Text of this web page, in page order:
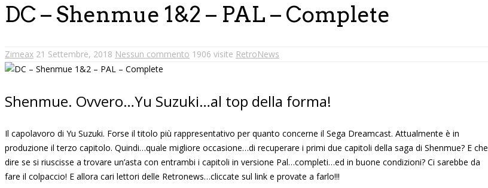
DC – Shenmue 1&2 – PAL – Complete
Zimeax 21 Settembre, 2018 Nessun commento 1906 visite RetroNews
Shenmue. Ovvero…Yu Suzuki…al top della forma!
Il capolavoro di Yu Suzuki. Forse il titolo più rappresentativo per quanto concerne il Sega Dreamcast. Attualmente è in
produzione il terzo capitolo. Quindi…quale migliore occasione…di recuperare i primi due capitoli della saga di Shenmue? E che
dire se si riuscisse a trovare un’asta con entrambi i capitoli in versione Pal…completi…ed in buone condizioni? Ci sarebbe da
fare il colpaccio! E allora cari lettori delle Retronews…cliccate sul link e provate a farlo!!!